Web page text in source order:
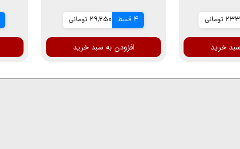
تومانی
خرید
4 قسط 29,250 تومانی
افزودن به سبد خرید